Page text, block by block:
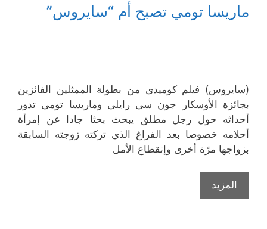
ماريسا تومي تصبح أم “سايروس”
(سايروس) فيلم كوميدى من بطولة الممثلين الفائزين
بجائزة الأوسكار جون سى رايلى وماريسا تومى تدور
أحداثه حول رجل مطلق يبحث بحثا جادا عن إمرأة
أحلامه خصوصا بعد الفراغ الذي تركته زوجته السابقة
بزواجها مرّة أخرى وإنقطاع الأمل
المزيد